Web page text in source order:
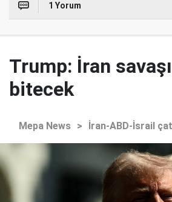
1 Yorum
Trump: İran
bitecek
Mepa News > İran-ABD-İsrail